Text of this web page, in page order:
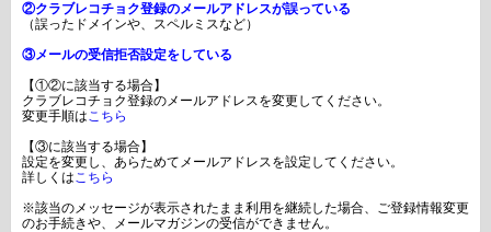
②クラブレコチョク登録のメールアドレスが誤っている
（誤ったドメインや、スペルミスなど）
③メールの受信拒否設定をしている
【①②に該当する場合】
クラブレコチョク登録のメールアドレスを変更してください。
変更手順はこちら
【③に該当する場合】
設定を変更し、あらためてメールアドレスを設定してください。
詳しくはこちら
※該当のメッセージが表示されたまま利用を継続した場合、ご登録情報変更
のお手続きや、メールマガジンの受信ができません。